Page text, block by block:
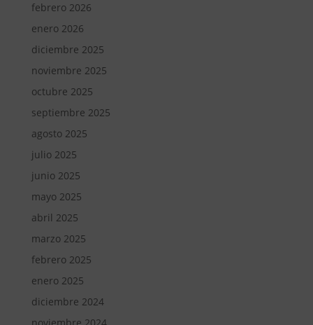
febrero 2026
enero 2026
diciembre 2025
noviembre 2025
octubre 2025
septiembre 2025
agosto 2025
julio 2025
junio 2025
mayo 2025
abril 2025
marzo 2025
febrero 2025
enero 2025
diciembre 2024